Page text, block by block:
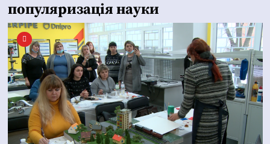
популяризація науки